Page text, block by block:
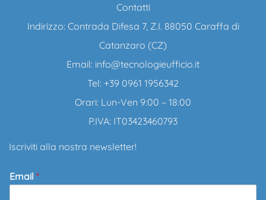
Contatti
Indirizzo: Contrada Difesa 7, Z.I. 88050 Caraffa di
Catanzaro (CZ)
Email: info@tecnologieufficio.it
Tel: +39 0961 1956342
Orari: Lun-Ven 9:00 – 18:00
P.IVA: IT03423460793
Iscriviti alla nostra newsletter!
Email *